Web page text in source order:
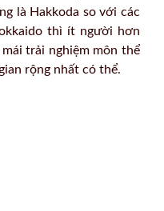
là Hakkoda so với các
thì ít người hơn
trải nghiệm môn thể
rộng nhất có thể.